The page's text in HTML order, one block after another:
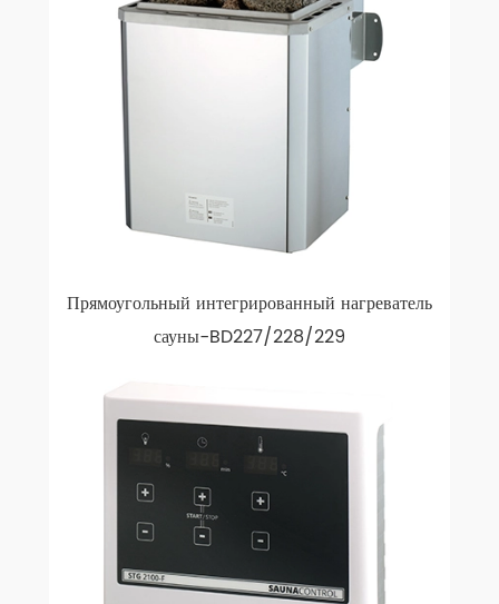
Прямоугольный интегрированный нагреватель
сауны-BD227/228/229